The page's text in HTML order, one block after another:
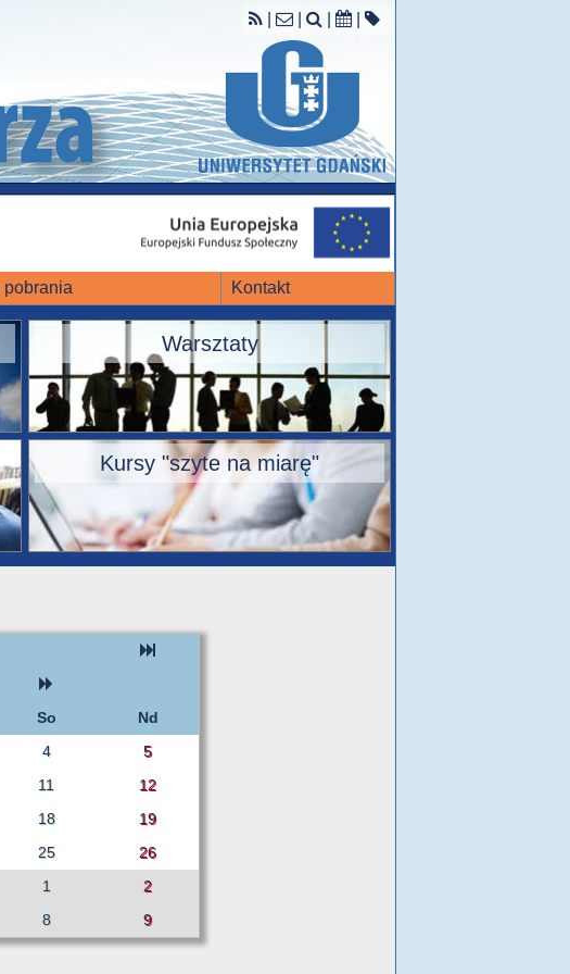
pobrania Kontakt
Warsztaty
Kursy "szyte na miarę"
So
Nd
4
5
11
12
18
19
25
26
1
2
8 9